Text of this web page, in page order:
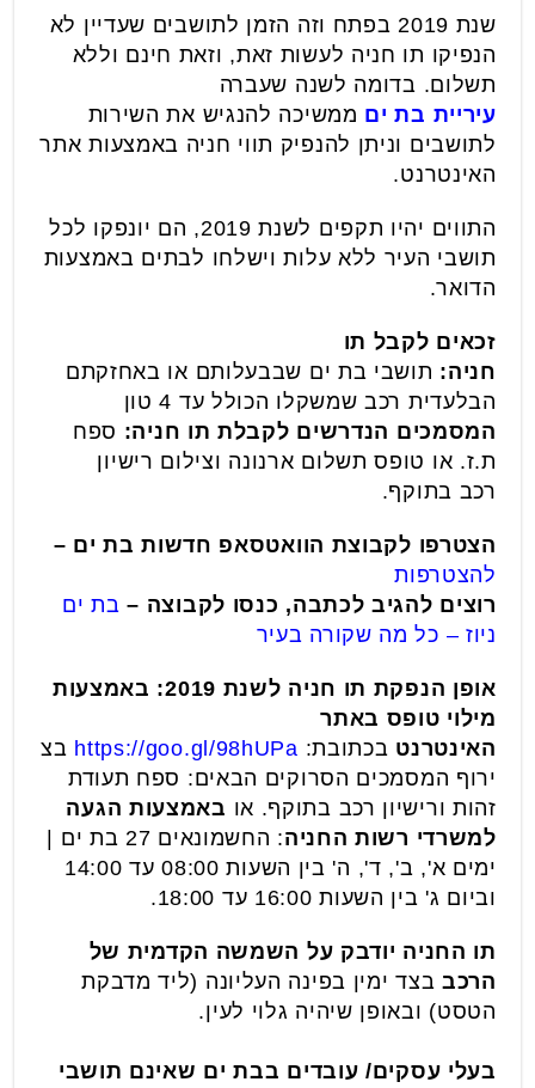
שנת 2019 בפתח וזה הזמן לתושבים שעדיין לא
הנפיקו תו חניה לעשות זאת, וזאת חינם וללא
תשלום. בדומה לשנה שעברה
עיריית בת ים ממשיכה להנגיש את השירות
לתושבים וניתן להנפיק תווי חניה באמצעות אתר
האינטרנט.
התווים יהיו תקפים לשנת 2019, הם יונפקו לכל
תושבי העיר ללא עלות וישלחו לבתים באמצעות
הדואר.
זכאים לקבל תו
חניה: תושבי בת ים שבבעלותם או באחזקתם
הבלעדית רכב שמשקלו הכולל עד 4 טון
המסמכים הנדרשים לקבלת תו חניה: ספח
ת.ז. או טופס תשלום ארנונה וצילום רישיון
רכב בתוקף.
הצטרפו לקבוצת הוואטסאפ חדשות בת ים –
להצטרפות
רוצים להגיב לכתבה, כנסו לקבוצה – בת ים
ניוז – כל מה שקורה בעיר
אופן הנפקת תו חניה לשנת 2019: ב
אמצעות
מילוי טופס באתר
האינטרנט בכתובת: https://goo.gl/98hUPa בצ
ירוף המסמכים הסרוקים הבאים: ספח תעודת
זהות ורישיון רכב בתוקף. או באמצעות הגעה
למשרדי רשות החניה
: החשמונאים 27 בת ים |
ימים א', ב', ד', ה' בין השעות 08:00 עד 14:00
וביום ג' בין השעות 16:00 עד 18:00.
תו החניה יודבק על השמשה הקדמית של
הרכב בצד ימין בפינה העליונה (ליד מדבקת
הטסט) ובאופן שיהיה גלוי לעין.
בעלי עסקים/ עובדים בבת ים שאינם תושבי